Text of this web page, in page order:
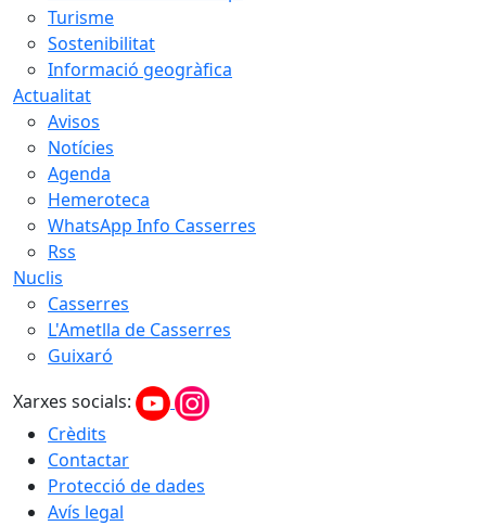
Turisme
Sostenibilitat
Informació geogràfica
Actualitat
Avisos
Notícies
Agenda
Hemeroteca
WhatsApp Info Casserres
Rss
Nuclis
Casserres
L'Ametlla de Casserres
Guixaró
Xarxes socials:
Crèdits
Contactar
Protecció de dades
Avís legal